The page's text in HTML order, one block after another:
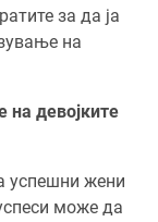
за да ја
на
на девојките
успешни жени
може да